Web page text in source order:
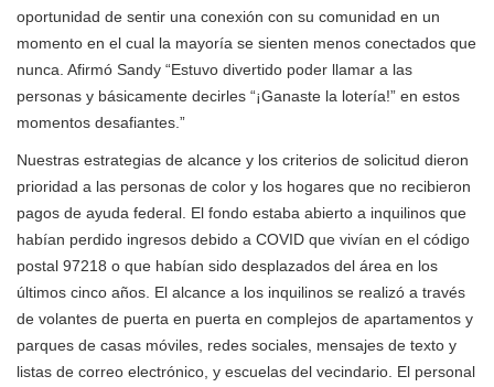
oportunidad de sentir una conexión con su comunidad en un
momento en el cual la mayoría se sienten menos conectados que
nunca. Afirmó Sandy “Estuvo divertido poder llamar a las
personas y básicamente decirles “¡Ganaste la lotería!” en estos
momentos desafiantes.”
Nuestras estrategias de alcance y los criterios de solicitud dieron
prioridad a las personas de color y los hogares que no recibieron
pagos de ayuda federal. El fondo estaba abierto a inquilinos que
habían perdido ingresos debido a COVID que vivían en el código
postal 97218 o que habían sido desplazados del área en los
últimos cinco años. El alcance a los inquilinos se realizó a través
de volantes de puerta en puerta en complejos de apartamentos y
parques de casas móviles, redes sociales, mensajes de texto y
listas de correo electrónico, y escuelas del vecindario. El personal